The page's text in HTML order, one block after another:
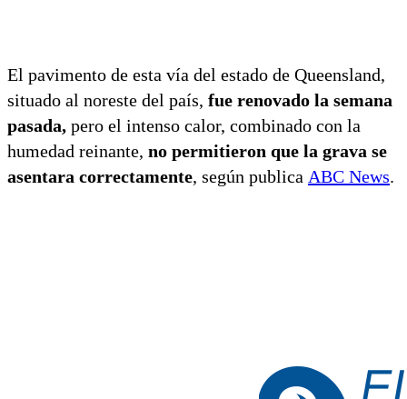
El pavimento de esta vía del estado de Queensland,
situado al noreste del país, fue renovado la semana
pasada, pero el intenso calor, combinado con la
humedad reinante, no permitieron que la grava se
asentara correctamente, según publica ABC News.